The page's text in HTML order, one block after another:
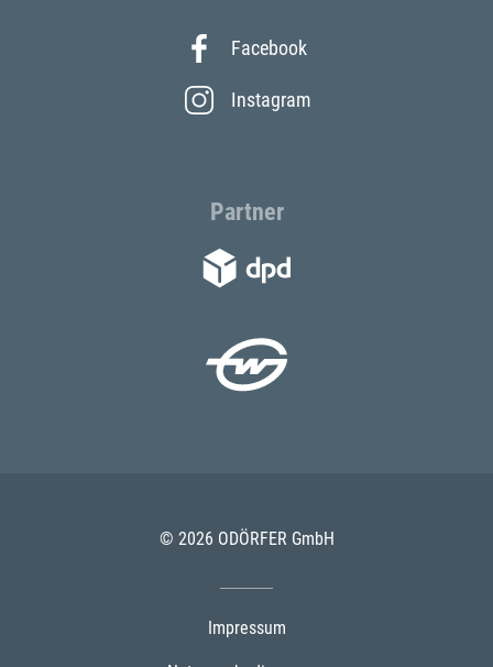
Facebook
Instagram
Partner
© 2026 ODÖRFER GmbH
Impressum